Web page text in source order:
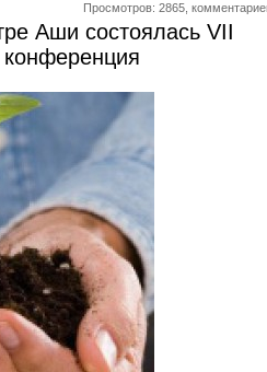
Просмотров: 2865,
Аши состоялась VII
конференция